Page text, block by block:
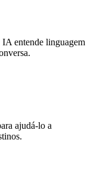
IA entende linguagem
ajudá-lo a